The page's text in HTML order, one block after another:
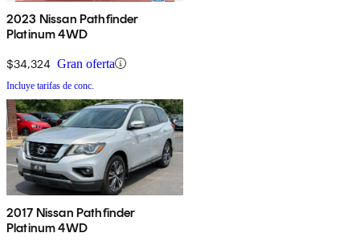
2023 Nissan Pathfinder
Platinum 4WD
$34,324 Gran oferta
Incluye tarifas de conc.
2017 Nissan Pathfinder
Platinum 4WD